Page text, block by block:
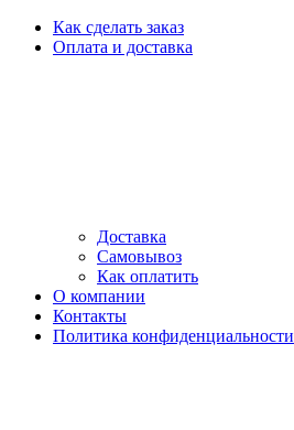
Как сделать заказ
Оплата и доставка
Доставка
Самовывоз
Как оплатить
О компании
Контакты
Политика конфиденциальности